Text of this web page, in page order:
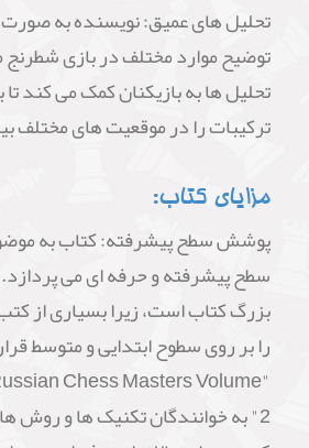
تحلیل های عمیق: نویسنده به
توضیح موارد مختلف در بازی شطرنج
تحلیل ها به بازیکنان کمک می کند
ترکیبات را در موقعیت های مختلف
مزایای کتاب:
پوشش سطح پیشرفته: کتاب به
سطح پیشرفته و حرفه ای می پردازد.
بزرگ کتاب است، زیرا بسیاری از
را بر روی سطوح ابتدایی و متوسط
Chess Masters Volume
2" به خوانندگان تکنیک ها و روش